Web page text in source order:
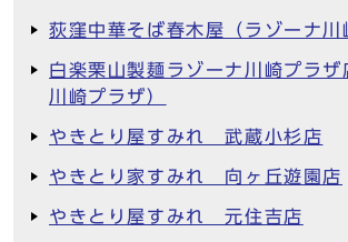
荻窪中華そば春木屋（ラゾーナ川
白楽栗山製麺ラゾーナ川崎プラザ
川崎プラザ）
やきとり屋すみれ 武蔵小杉店
やきとり家すみれ 向ヶ丘遊園店
やきとり屋すみれ 元住吉店